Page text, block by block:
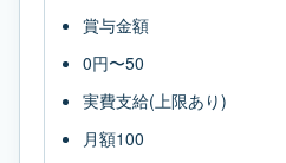
賞与金額
0円〜50
実費支給(上限あり)
月額100